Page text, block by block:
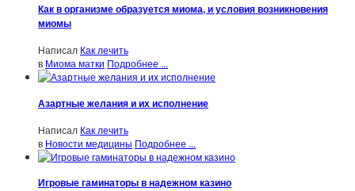
Как в организме образуется миома, и условия возникновения
миомы
Написал Как лечить
в Миома матки Подробнее ...
Азартные желания и их исполнение
Написал Как лечить
в Новости медицины Подробнее ...
Игровые гаминаторы в надежном казино